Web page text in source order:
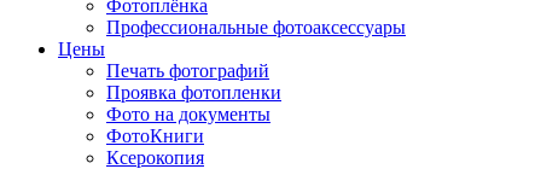
Фотоплёнка
Профессиональные фотоаксессуары
Цены
Печать фотографий
Проявка фотопленки
Фото на документы
ФотоКниги
Ксерокопия